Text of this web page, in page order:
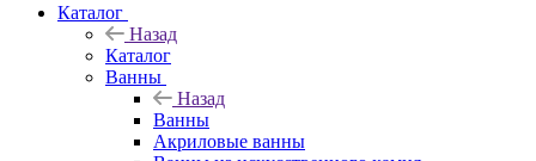
Каталог
Назад
Каталог
Ванны
Назад
Ванны
Акриловые ванны